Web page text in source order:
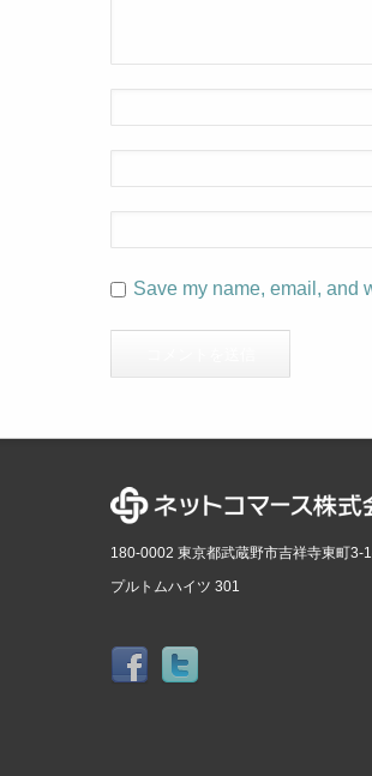
Save my name, email, and
180-0002 東京都武蔵野市吉祥寺東町3-
プルトムハイツ 301